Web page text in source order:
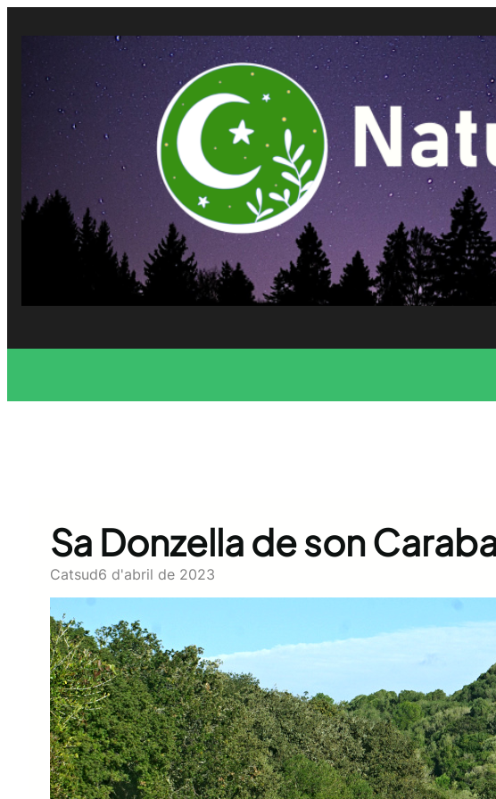
contingut
Sa Donzella de son
Catsud6 d'abril de 2023